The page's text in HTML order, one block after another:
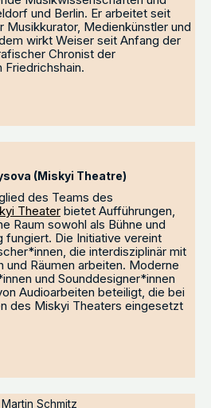
und Berlin. Er arbeitet seit
Medienkünstler und
wirkt Weiser seit Anfang der
Chronist der
(Miskyi Theatre)
des Teams des
Theater bietet Aufführungen,
Raum sowohl als Bühne und
fungiert. Die Initiative vereint
die interdisziplinär mit
und Räumen arbeiten. Moderne
und Sounddesigner*innen
Audioarbeiten beteiligt, die bei
des Miskyi Theaters eingesetzt